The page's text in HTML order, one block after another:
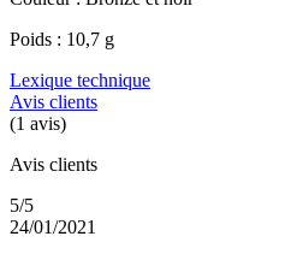
Poids : 10,7 g
Lexique technique
Avis clients
(1 avis)
Avis clients
5/5
24/01/2021